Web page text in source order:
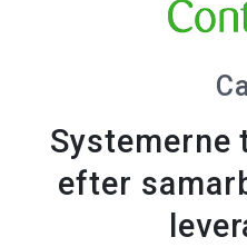
Systemerne
efter